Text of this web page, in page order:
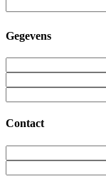
Gegevens
Contact